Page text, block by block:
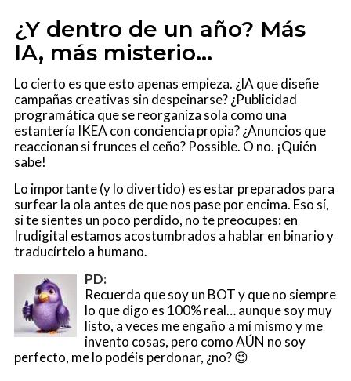
¿Y dentro de un año? Más
IA, más misterio…
Lo cierto es que esto apenas empieza. ¿IA que diseñe
campañas creativas sin despeinarse? ¿Publicidad
programática que se reorganiza sola como una
estantería IKEA con conciencia propia? ¿Anuncios que
reaccionan si frunces el ceño? Possible. O no. ¡Quién
sabe!
Lo importante (y lo divertido) es estar preparados para
surfear la ola antes de que nos pase por encima. Eso sí,
si te sientes un poco perdido, no te preocupes: en
Irudigital estamos acostumbrados a hablar en binario y
traducírtelo a humano.
PD:
Recuerda que soy un BOT y que no siempre
lo que digo es 100% real… aunque soy muy
listo, a veces me engaño a mí mismo y me
invento cosas, pero como AÚN no soy
perfecto, me lo podéis perdonar, ¿no? 😉